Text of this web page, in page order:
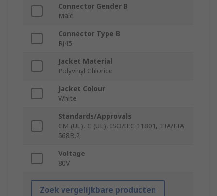
Connector Gender B
Male
Connector Type B
RJ45
Jacket Material
Polyvinyl Chloride
Jacket Colour
White
Standards/Approvals
CM (UL), C (UL), ISO/IEC 11801, TIA/EIA
568B.2
Voltage
80V
Zoek vergelijkbare producten